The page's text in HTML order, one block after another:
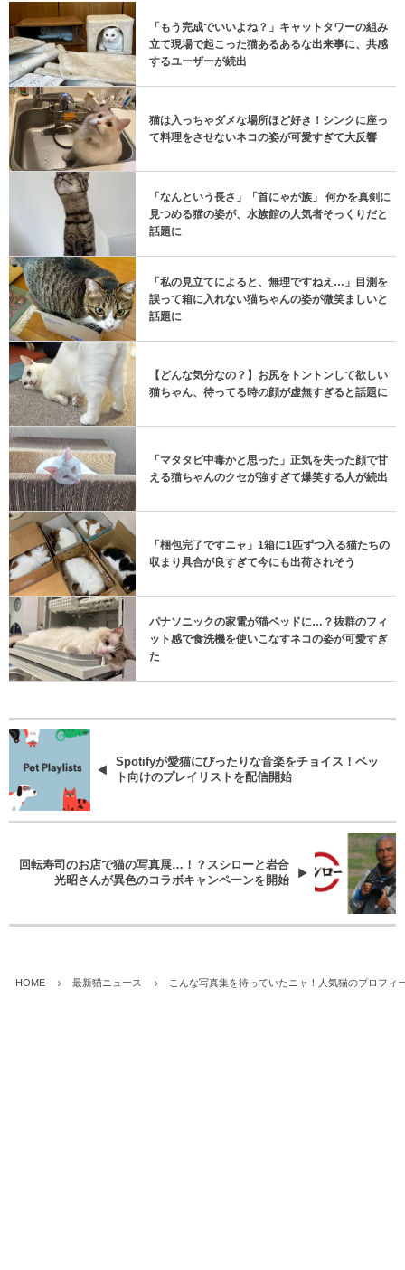
「もう完成でいいよね？」キャットタワーの組み
立て現場で起こった猫あるあるな出来事に、共感
するユーザーが続出
猫は入っちゃダメな場所ほど好き！シンクに座っ
て料理をさせないネコの姿が可愛すぎて大反響
「なんという長さ」「首にゃが族」 何かを真剣に
見つめる猫の姿が、水族館の人気者そっくりだと
話題に
「私の見立てによると、無理ですねえ…」目測を
誤って箱に入れない猫ちゃんの姿が微笑ましいと
話題に
【どんな気分なの？】お尻をトントンして欲しい
猫ちゃん、待ってる時の顔が虚無すぎると話題に
「マタタビ中毒かと思った」正気を失った顔で甘
える猫ちゃんのクセが強すぎて爆笑する人が続出
「梱包完了ですニャ」1箱に1匹ずつ入る猫たちの
収まり具合が良すぎて今にも出荷されそう
パナソニックの家電が猫ベッドに…？抜群のフィ
ット感で食洗機を使いこなすネコの姿が可愛すぎ
た
Spotifyが愛猫にぴったりな音楽をチョイス！ペッ
ト向けのプレイリストを配信開始
回転寿司のお店で猫の写真展…！？スシローと岩合
光昭さんが異色のコラボキャンペーンを開始
HOME 最新猫ニュース こんな写真集を待っていたニャ！人気猫のプロフィ